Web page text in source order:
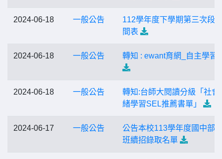
2024-06-18 一般公告
112學年度下學期第三次段
間表
2024-06-18 一般公告 轉知 : ewant育網_自主學習
2024-06-18 一般公告
轉知:台師大閱讀分級「社會
緒學習SEL推薦書單」
2024-06-17 一般公告
公告本校113學年度國中部
班續招錄取名單